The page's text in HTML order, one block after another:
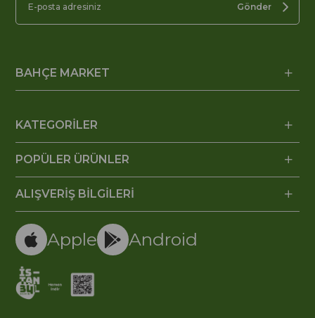
Gönder
BAHÇE MARKET
KATEGORİLER
POPÜLER ÜRÜNLER
ALIŞVERİŞ BİLGİLERİ
Apple Android